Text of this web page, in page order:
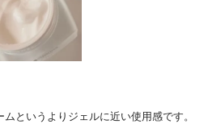
というよりジェルに近い使用感です。